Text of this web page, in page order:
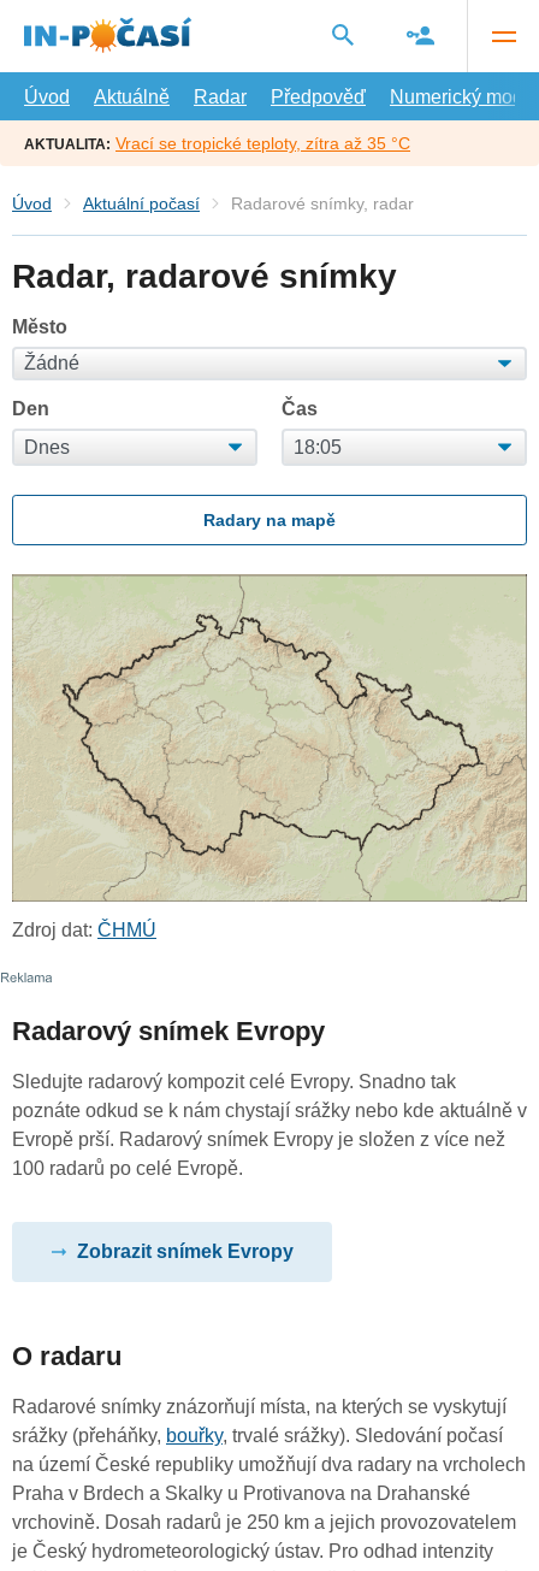
hlavní
Úvod
Aktuálně Radar Předpověď Numerický model
AKTUALITA: Vrací se tropické teploty, zítra až 35 °C
Úvod Aktuální počasí Radarové snímky, radar
Radar, radarové snímky
Město
Den Čas
Radary na mapě
Zdroj dat: ČHMÚ
Radarový snímek Evropy
Sledujte radarový kompozit celé Evropy. Snadno tak
poznáte odkud se k nám chystají srážky nebo kde aktuálně v
Evropě prší. Radarový snímek Evropy je složen z více než
100 radarů po celé Evropě.
Zobrazit snímek Evropy
O radaru
Radarové snímky znázorňují místa, na kterých se vyskytují
srážky (přeháňky, bouřky, trvalé srážky). Sledování počasí
na území České republiky umožňují dva radary na vrcholech
Praha v Brdech a Skalky u Protivanova na Drahanské
vrchovině. Dosah radarů je 250 km a jejich provozovatelem
je Český hydrometeorologický ústav. Pro odhad intenzity